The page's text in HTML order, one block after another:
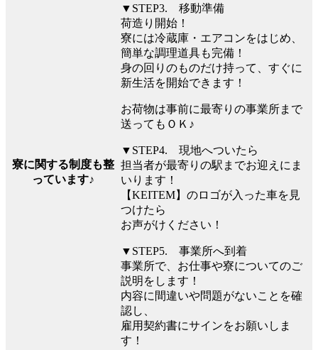
寮に関する制度も整
っています♪
▼STEP3. 移動準備
荷造り開始！
寮には冷蔵庫・エアコンをはじめ、
簡単な調理道具も完備！
身の回りのものだけ持って、すぐに
新生活を開始できます！
お荷物は事前に最寄りの事業所まで
送ってもＯＫ♪
▼STEP4. 現地へついたら
担当者が最寄りの駅までお迎えにま
いります！
【KEITEM】のロゴが入った車を見
つけたら
お声がけください！
▼STEP5. 事業所へ到着
事業所で、お仕事や寮についてのご
説明をします！
内容に間違いや問題がないことを確
認し、
雇用契約書にサインをお願いしま
す！